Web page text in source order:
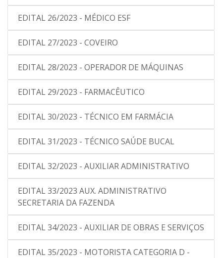
EDITAL 26/2023 - MÉDICO ESF
EDITAL 27/2023 - COVEIRO
EDITAL 28/2023 - OPERADOR DE MÁQUINAS
EDITAL 29/2023 - FARMACÊUTICO
EDITAL 30/2023 - TÉCNICO EM FARMÁCIA
EDITAL 31/2023 - TÉCNICO SAÚDE BUCAL
EDITAL 32/2023 - AUXILIAR ADMINISTRATIVO
EDITAL 33/2023 AUX. ADMINISTRATIVO
SECRETARIA DA FAZENDA
EDITAL 34/2023 - AUXILIAR DE OBRAS E SERVIÇOS
EDITAL 35/2023 - MOTORISTA CATEGORIA D -